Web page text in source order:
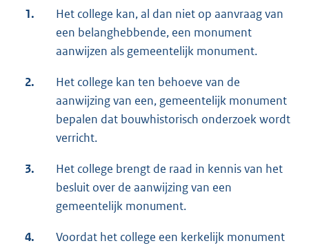
1.
Het college kan, al dan niet op aanvraag van
een belanghebbende, een monument
aanwijzen als gemeentelijk monument.
2.
Het college kan ten behoeve van de
aanwijzing van een, gemeentelijk monument
bepalen dat bouwhistorisch onderzoek wordt
verricht.
3.
Het college brengt de raad in kennis van het
besluit over de aanwijzing van een
gemeentelijk monument.
4.
Voordat het college een kerkelijk monument